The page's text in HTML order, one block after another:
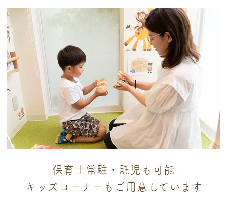
保育士常駐・託児も可能
キッズコーナーもご用意しています